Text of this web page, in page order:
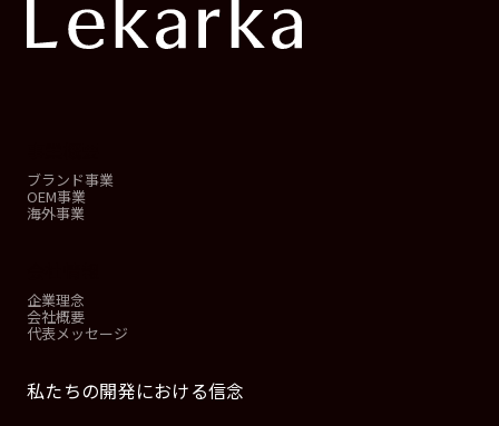
ブランド事業
OEM事業
海外事業
企業理念
会社概要
代表メッセージ
私たちの開発における信念